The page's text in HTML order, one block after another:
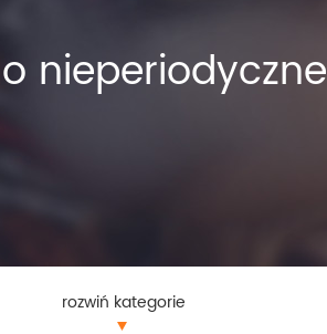
nieperiodyczne
rozwiń kategorie